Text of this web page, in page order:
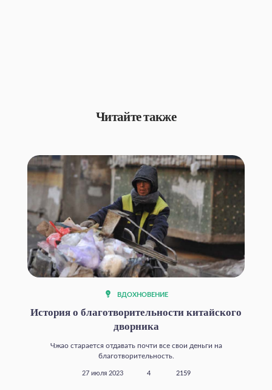
Читайте также
ВДОХНОВЕНИЕ
История о благотворительности китайского
дворника
Чжао старается отдавать почти все свои деньги на
благотворительность.
27 июля 2023 4 2159